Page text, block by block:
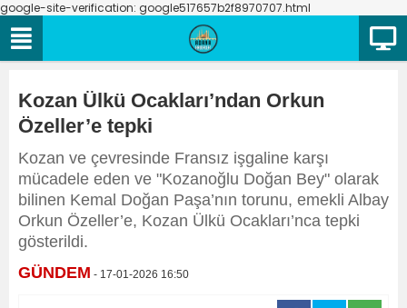
google-site-verification: google517657b2f8970707.html
Kozan Ülkü Ocakları’ndan Orkun
Özeller’e tepki
Kozan ve çevresinde Fransız işgaline karşı
mücadele eden ve "Kozanoğlu Doğan Bey" olarak
bilinen Kemal Doğan Paşa’nın torunu, emekli Albay
Orkun Özeller’e, Kozan Ülkü Ocakları’nca tepki
gösterildi.
GÜNDEM - 17-01-2026 16:50